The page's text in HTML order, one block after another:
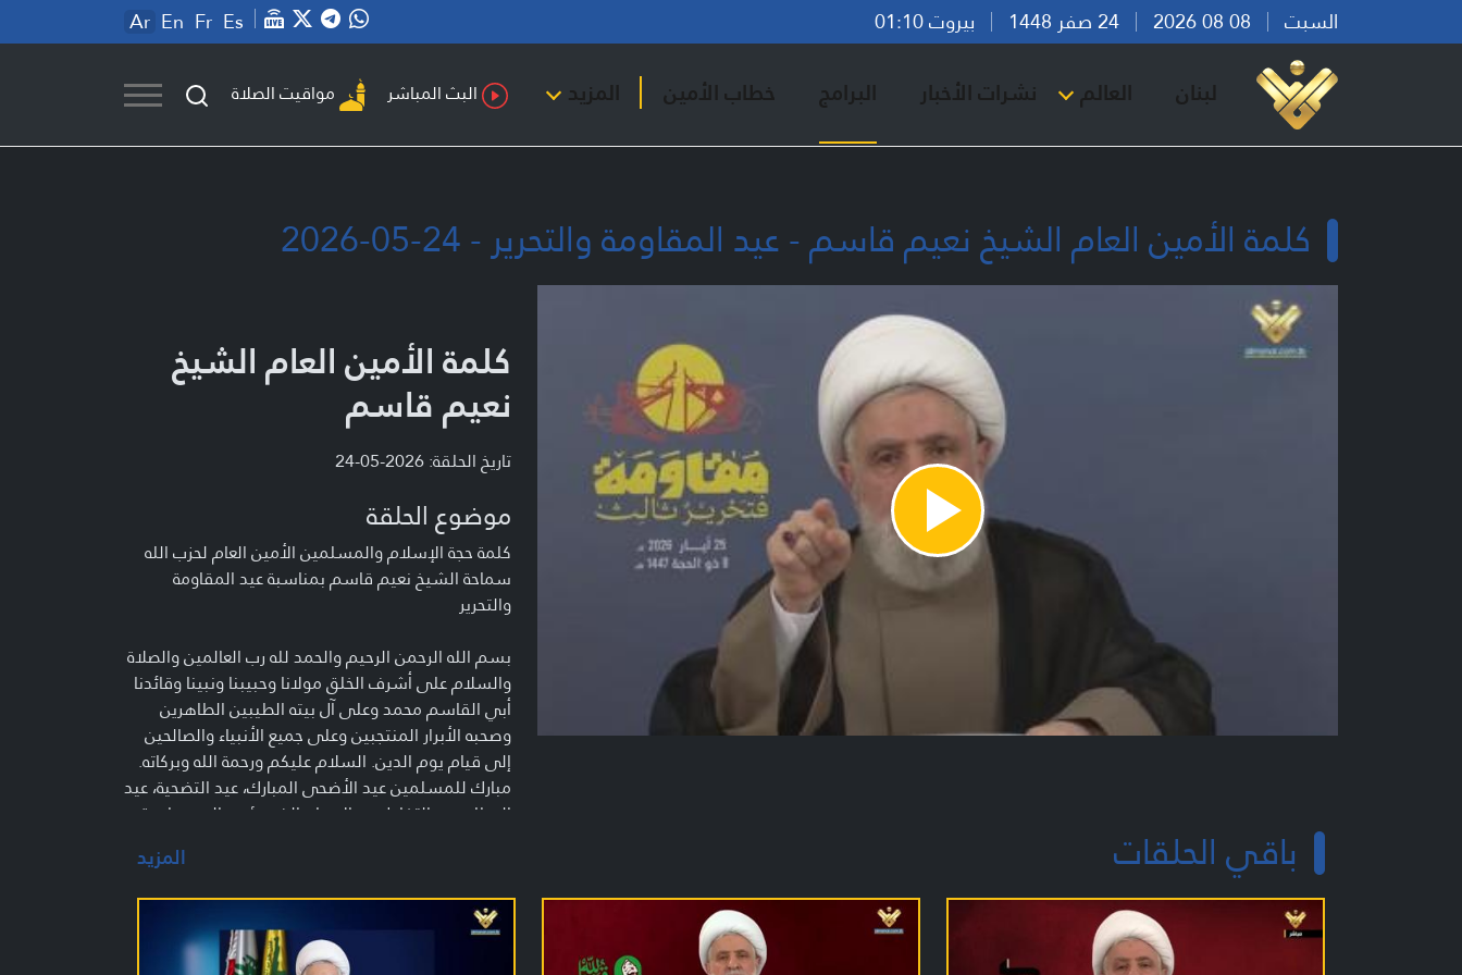
السبت بيروت 01:10 Ar En Fr Es
لبنان العالم نشرات الأخبار البرامج خطاب الأمين المزيد البث المباشر مواقيت الصلاة
كلمة الأمين العام الشيخ نعيم قاسم - عيد المقاومة والتحرير - 24-05-2026
Play
Video
كلمة الأمين العام الشيخ
نعيم قاسم
تاريخ الحلقة: 2026-05-24
موضوع الحلقة
كلمة حجة الإسلام والمسلمين الأمين العام لحزب الله
سماحة الشيخ نعيم قاسم بمناسبة عيد المقاومة
والتحرير
بسم الله الرحمن الرحيم والحمد لله رب العالمين والصلاة
والسلام على أشرف الخلق مولانا وحبيبنا ونبينا وقائدنا
أبي القاسم محمد وعلى آل بيته الطيبين الطاهرين
وصحبه الأبرار المنتجبين وعلى جميع الأنبياء والصالحين
إلى قيام يوم الدين. السلام عليكم ورحمة الله وبركاته.
مبارك للمسلمين عيد الأضحى المبارك، عيد التضحية، عيد
العطاء، عيد التفاعل مع الإيمان الذي يؤدي إلى مواجهة
اليوم سنتحدث عن عيد المقاومة والتحرير، وكذلك عن
الأوضاع السياسية الحالية، وهناك كلام عن إيران والبحرين
وفلسطين. هذه نقاط خمسة إن شاء الله سنستعرضها
باقي الحلقات المزيد